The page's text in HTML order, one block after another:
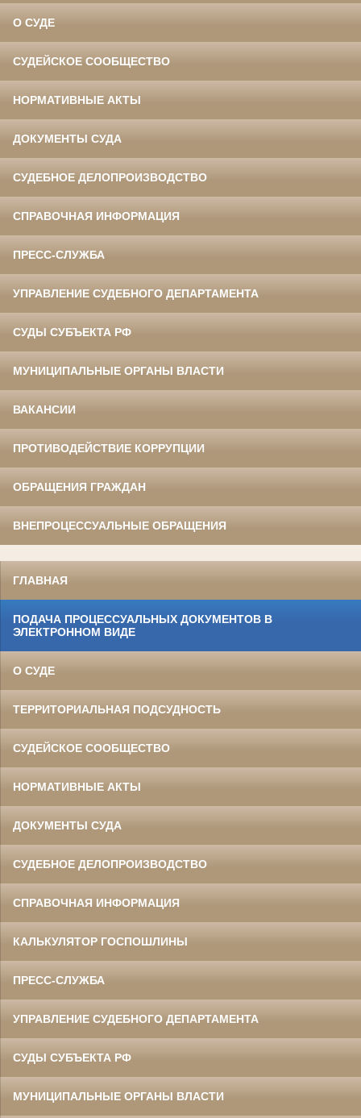
О СУДЕ
СУДЕЙСКОЕ СООБЩЕСТВО
НОРМАТИВНЫЕ АКТЫ
ДОКУМЕНТЫ СУДА
СУДЕБНОЕ ДЕЛОПРОИЗВОДСТВО
СПРАВОЧНАЯ ИНФОРМАЦИЯ
ПРЕСС-СЛУЖБА
УПРАВЛЕНИЕ СУДЕБНОГО ДЕПАРТАМЕНТА
СУДЫ СУБЪЕКТА РФ
МУНИЦИПАЛЬНЫЕ ОРГАНЫ ВЛАСТИ
ВАКАНСИИ
ПРОТИВОДЕЙСТВИЕ КОРРУПЦИИ
ОБРАЩЕНИЯ ГРАЖДАН
ВНЕПРОЦЕССУАЛЬНЫЕ ОБРАЩЕНИЯ
ГЛАВНАЯ
ПОДАЧА ПРОЦЕССУАЛЬНЫХ ДОКУМЕНТОВ В
ЭЛЕКТРОННОМ ВИДЕ
О СУДЕ
ТЕРРИТОРИАЛЬНАЯ ПОДСУДНОСТЬ
СУДЕЙСКОЕ СООБЩЕСТВО
НОРМАТИВНЫЕ АКТЫ
ДОКУМЕНТЫ СУДА
СУДЕБНОЕ ДЕЛОПРОИЗВОДСТВО
СПРАВОЧНАЯ ИНФОРМАЦИЯ
КАЛЬКУЛЯТОР ГОСПОШЛИНЫ
ПРЕСС-СЛУЖБА
УПРАВЛЕНИЕ СУДЕБНОГО ДЕПАРТАМЕНТА
СУДЫ СУБЪЕКТА РФ
МУНИЦИПАЛЬНЫЕ ОРГАНЫ ВЛАСТИ